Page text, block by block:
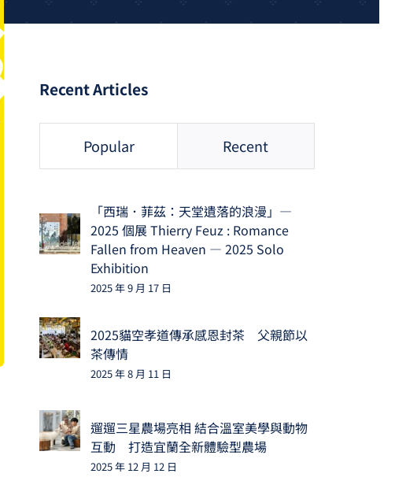
Recent Articles
Popular Recent
「西瑞．菲茲：天堂遺落的浪漫」—
2025 個展 Thierry Feuz : Romance
Fallen from Heaven — 2025 Solo
Exhibition
2025 年 9 月 17 日
2025貓空孝道傳承感恩封茶 父親節以
茶傳情
2025 年 8 月 11 日
遛遛三星農場亮相 結合溫室美學與動物
互動 打造宜蘭全新體驗型農場
2025 年 12 月 12 日